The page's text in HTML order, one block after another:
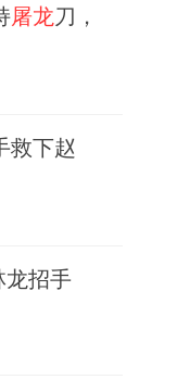
屠龙刀，
救下赵
招手